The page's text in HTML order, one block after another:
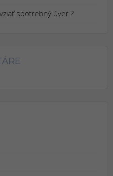
spotrebný úver ?